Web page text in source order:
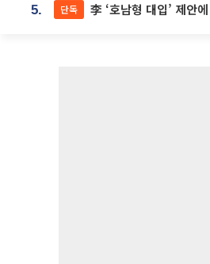
5. 단독 李 ‘호남형 대입’ 제안에 교육청·지역